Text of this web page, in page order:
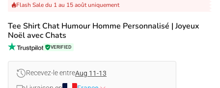
Flash Sale du 1 au 15 août uniquement
Tee Shirt Chat Humour Homme Personnalisé | Joyeux
Noël avec Chats
VERIFIED
Recevez-le entreAug 11-13